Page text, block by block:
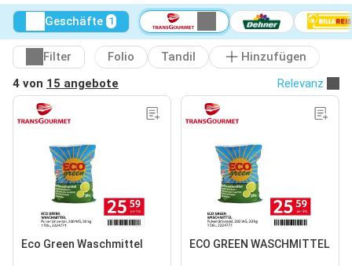
Geschäfte 1
Filter Folio Tandil
Hinzufügen
4 von 15 angebote Relevanz
Eco Green Waschmittel ECO GREEN WASCHMITTEL